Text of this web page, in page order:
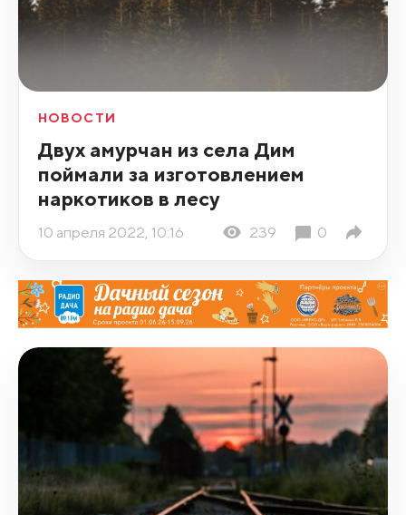
НОВОСТИ
Двух амурчан из села Дим
поймали за изготовлением
наркотиков в лесу
10 апреля 2022, 10:16 239 0